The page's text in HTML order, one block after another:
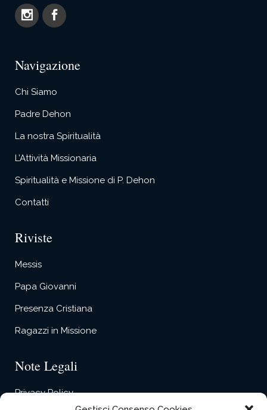
Navigazione
Chi Siamo
Padre Dehon
La nostra Spiritualità
L’Attività Missionaria
Spiritualità e Missione di P. Dehon
Contatti
Riviste
Messis
Papa Giovanni
Presenza Cristiana
Ragazzi in Missione
Note Legali
Privacy Policy